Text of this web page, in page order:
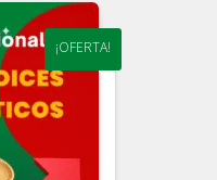
¡OFERTA!